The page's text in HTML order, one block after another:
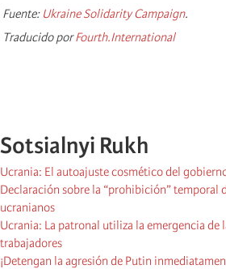
Fuente: Ukraine Solidarity Campaign.
Traducido porFourth.International
Sotsialnyi Rukh
Ucrania: El autoajuste cosmético del
Declaración sobre la “prohibición” temporal
ucranianos
Ucrania: La patronal utiliza la emergencia de
trabajadores
¡Detengan la agresión de Putin